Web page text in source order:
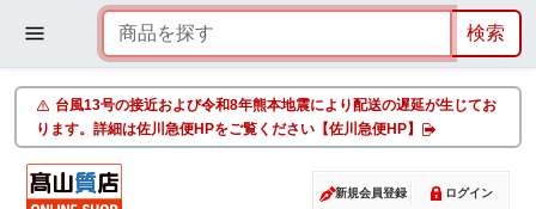
台風13号の接近および令和8年熊本地震により配送の遅延が生じてお
ります。詳細は佐川急便HPをご覧ください【佐川急便HP】
新規会員登録 ログイン